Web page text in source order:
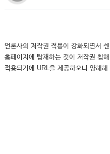
언론사의 저작권 적용이 강화되면서
홈페이지에 탑재하는 것이 저작권 침
적용되기에 URL을 제공하오니 양해